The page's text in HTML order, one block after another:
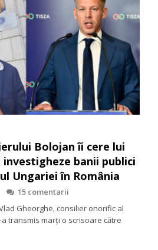
Bolojan îi cere lui
banii publici
Ungariei în România
15 comentarii
Gheorghe, consilier onorific al
transmis marţi o scrisoare către